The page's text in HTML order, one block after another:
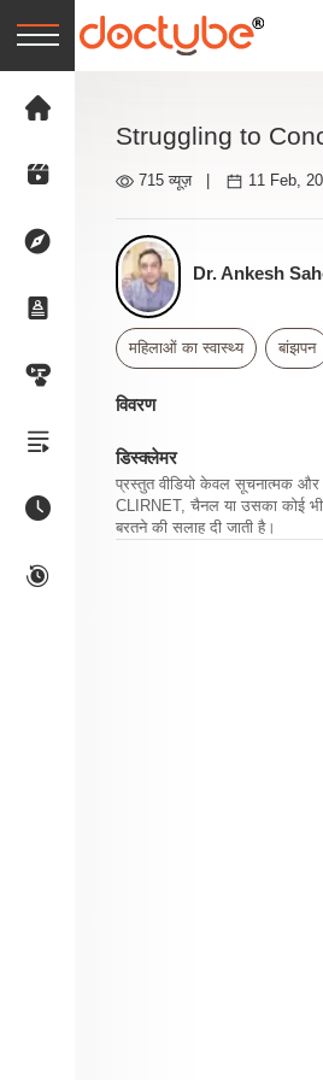
Struggling to
715 व्यूज़ 11 Feb,
Dr. Ankesh
महिलाओं का स्वास्थ्य बांझपन
विवरण
डिस्क्लेमर
प्रस्तुत वीडियो केवल सूचनात्मक और
CLIRNET, चैनल या उसका कोई भी
बरतने की सलाह दी जाती है।